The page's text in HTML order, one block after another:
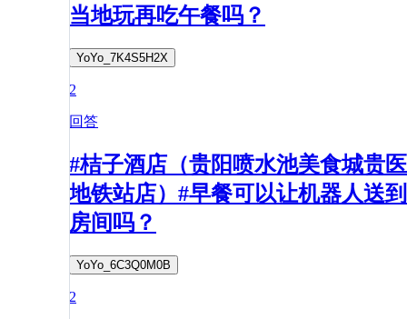
当地玩再吃午餐吗？
YoYo_7K4S5H2X
2
回答
#桔子酒店（贵阳喷水池美食城贵医
地铁站店）#早餐可以让机器人送到
房间吗？
YoYo_6C3Q0M0B
2